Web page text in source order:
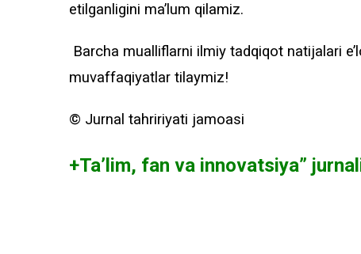
etilganligini ma’lum qilamiz.
Barcha mualliflarni ilmiy tadqiqot natijalari
muvaffaqiyatlar tilaymiz!
©️ Jurnal tahririyati jamoasi
+Ta’lim, fan va innovatsiya”